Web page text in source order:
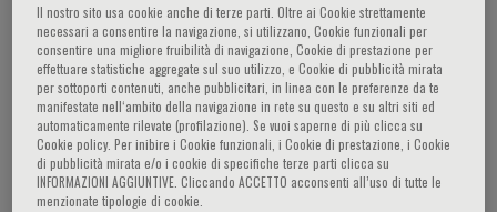
Marianne J. Legato
Partecipazioni del relatore
Il nostro sito usa cookie anche di terze parti. Oltre ai Cookie strettamente
necessari a consentire la navigazione, si utilizzano, Cookie funzionali per
consentire una migliore fruibilità di navigazione, Cookie di prestazione per
effettuare statistiche aggregate sul suo utilizzo, e Cookie di pubblicità mirata
per sottoporti contenuti, anche pubblicitari, in linea con le preferenze da te
manifestate nell‘ambito della navigazione in rete su questo e su altri siti ed
automaticamente rilevate (profilazione). Se vuoi saperne di più clicca su
Cookie policy. Per inibire i Cookie funzionali, i Cookie di prestazione, i Cookie
di pubblicità mirata e/o i cookie di specifiche terze parti clicca su
INFORMAZIONI AGGIUNTIVE. Cliccando ACCETTO acconsenti all’uso di tutte le
menzionate tipologie di cookie.